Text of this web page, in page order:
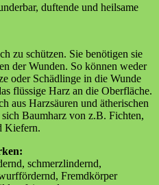
duftende und heilsame
zu schützen. Sie benötigen sie
der Wunden. So können weder
oder Schädlinge in die Wunde
flüssige Harz an die Oberfläche.
aus Harzsäuren und ätherischen
Baumharz von z.B. Fichten,
Kiefern.
schmerzlindernd,
Fremdkörper